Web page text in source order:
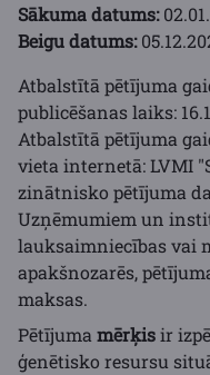
Sākuma datums:
Beigu datums:
Atbalstītā pētījuma
publicēšanas laiks:
Atbalstītā pētījuma
vieta internetā: LVMI
zinātnisko pētījuma
Uzņēmumiem un
lauksaimniecības vai
apakšnozarēs,
maksas.
Pētījuma mērķisir
ģenētisko resursu